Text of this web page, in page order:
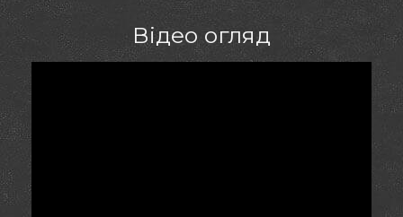
Відео огляд